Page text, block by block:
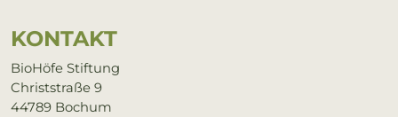
KON­TAKT
BioHöfe Stiftung
Christstraße 9
44789 Bochum